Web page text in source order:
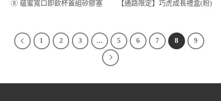
⑧ 蘊蜜寬口即飲杯蓋組矽膠塞 【通路限定】巧虎成長禮盒(粉)
1 2 3 ... 5 6 7 8 9